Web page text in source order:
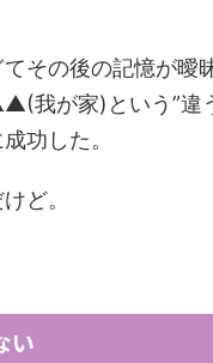
その後の記憶が曖
我が家)という”違
功した。
ど。
い